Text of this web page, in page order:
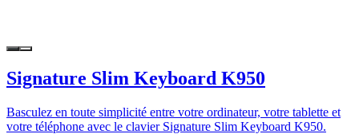
Signature Slim Keyboard K950
Basculez en toute simplicité entre votre ordinateur, votre tablette et
votre téléphone avec le clavier Signature Slim Keyboard K950.